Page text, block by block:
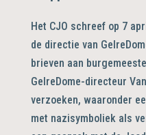
Het CJO schreef op 7
de directie van
brieven aan
GelreDome-directeur
verzoeken, waaronder
met nazisymboliek als